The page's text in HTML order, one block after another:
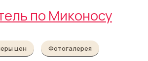
по Миконосу
цен Фотогалерея